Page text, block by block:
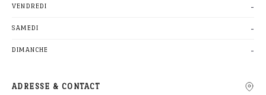
VENDREDI -
SAMEDI -
DIMANCHE -
ADRESSE & CONTACT